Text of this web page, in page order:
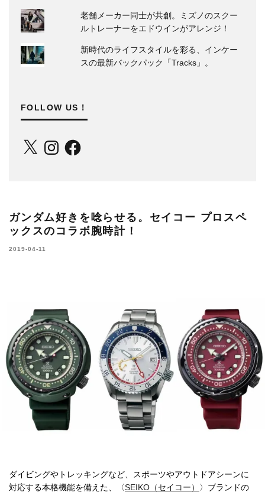
老舗メーカー同士が共創。ミズノのスクー
ルトレーナーをエドウインがアレンジ！
新時代のライフスタイルを彩る、インケー
スの最新バックパック「Tracks」。
FOLLOW US！
X InstagramFacebook
ガンダム好きを唸らせる。セイコー プロスペ
ックスのコラボ腕時計！
2019-04-11
ダイビングやトレッキングなど、スポーツやアウトドアシーンに
対応する本格機能を備えた、〈SEIKO（セイコー）
〉ブランドの